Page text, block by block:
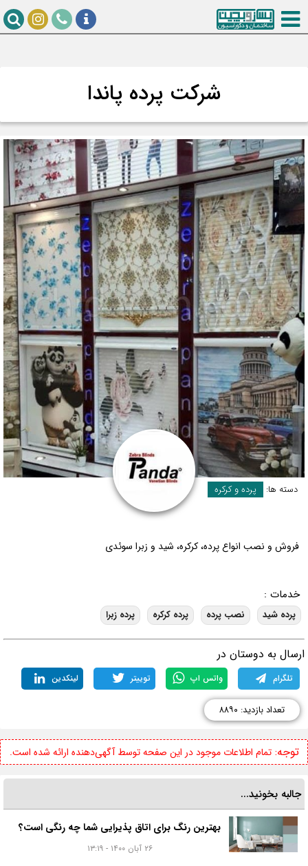
شرکت پرده پاندا
دسته ها: پرده و کرکره
فروش و نصب انواع پرده، کرکره، شید و زبرا سوئدی
خدمات :
پرده شید نصب پرده پرده کرکره پرده زبرا
به دوستان در
تلگرام واتس اپ توییتر لینکدین
تعداد بازدید: ۸۸۹۰
توجه:تمام اطلاعات موجود در این صفحه توسط آگهی‌دهنده ارائه شده است.
جالبه بخونید...
بهترین رنگ برای اتاق پذیرایی شما چه رنگی است؟
۲۶ آبان ۱۴۰۰ - ۱۳:۱۹